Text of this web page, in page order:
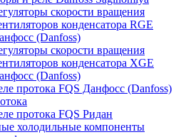
скорости вращения
конденсатора RGE
(Danfoss)
скорости вращения
конденсатора XGE
(Danfoss)
протока FQS Данфосс (Danfoss)
протока FQS Ридан
холодильные компоненты